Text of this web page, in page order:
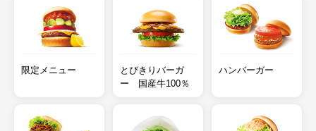
限定メニュー
とびきりバーガ
ー 国産牛100％
ハンバーガー